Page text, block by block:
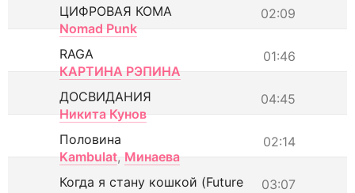
02:09
ЦИФРОВАЯ КОМА
Nomad Punk
01:46
RAGA
КАРТИНА РЭПИНА
04:45
ДОСВИДАНИЯ
Никита Кунов
02:14
Половина
Kambulat, Минаева
03:07
Когда я стану кошкой (Future